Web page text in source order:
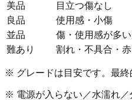
美品
目立つ傷なし
良品
使用感・小傷
並品
傷・使用感が多
難あり
割れ・不具合・
※ グレードは目安です。最終
※ 電源が入らない／水濡れ／